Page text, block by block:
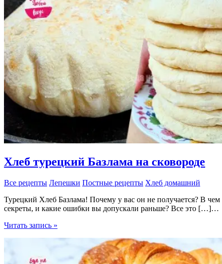
Хлеб турецкий Базлама на сковороде
Все рецепты Лепешки Постные рецепты Хлеб домашний
Турецкий Хлеб Базлама! Почему у вас он не получается? В чем
секреты, и какие ошибки вы допускали раньше? Все это […]…
Хлеб
сковороде
Читать запись »